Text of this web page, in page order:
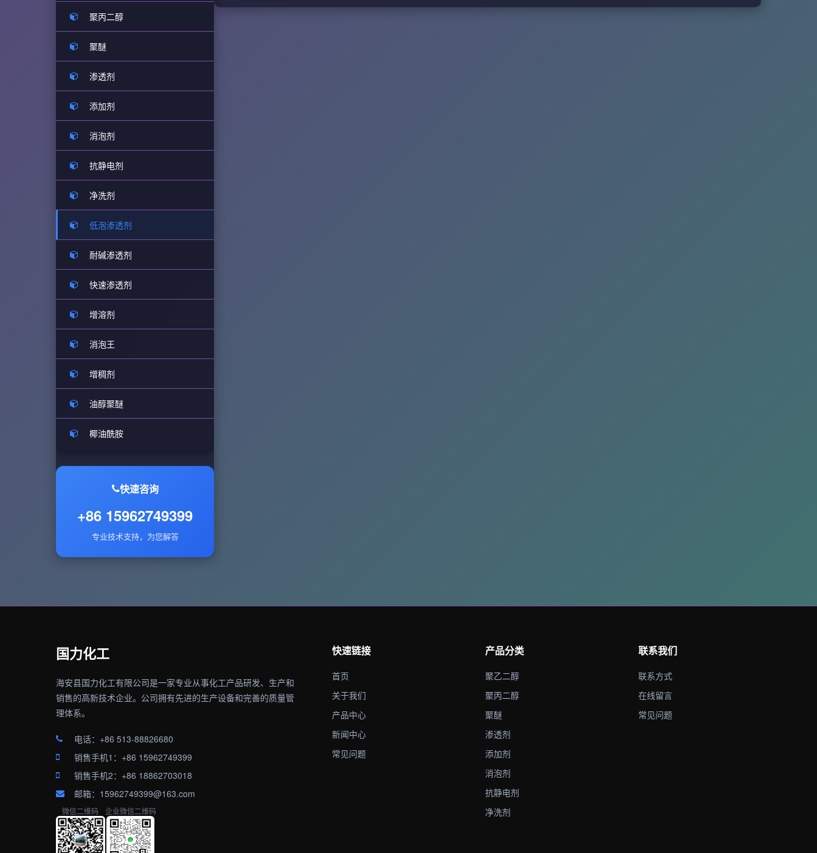
聚丙二醇
聚醚
渗透剂
添加剂
消泡剂
抗静电剂
净洗剂
低泡渗透剂
耐碱渗透剂
快速渗透剂
增溶剂
消泡王
增稠剂
油醇聚醚
椰油酰胺
快速咨询
+86 15962749399
专业技术支持，为您解答
剂。
国力化工
海安县国力化工有限公司是一家专业从事化工产品研发、生产和
销售的高新技术企业。公司拥有先进的生产设备和完善的质量管
理体系。
电话：+86 513-88826680
销售手机1：+86 15962749399
销售手机2：+86 18862703018
邮箱：15962749399@163.com
微信二维码 企业微信二维码
快速链接
首页
关于我们
产品中心
新闻中心
常见问题
产品分类
聚乙二醇
聚丙二醇
聚醚
渗透剂
添加剂
消泡剂
抗静电剂
净洗剂
联系我们
联系方式
在线留言
常见问题